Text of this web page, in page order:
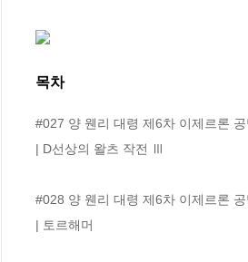
목차
#027 양 웬리 대령 제6차 이제르론 공
| D선상의 왈츠 작전 Ⅲ
#028 양 웬리 대령 제6차 이제르론 공
| 토르해머